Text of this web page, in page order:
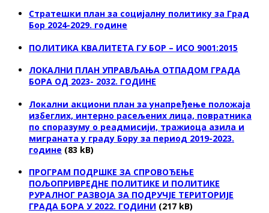
Стратешки план за социјалну политику за Град
Бор 2024-2029. године
ПОЛИТИКА КВАЛИТЕТА ГУ БОР – ИСО 9001:2015
ЛОКАЛНИ ПЛАН УПРАВЉАЊА ОТПАДОМ ГРАДА
БОРА ОД 2023- 2032. ГОДИНЕ
Локални акциони план за унапређење положаја
избеглих, интерно расељених лица, повратника
по споразуму о реадмисији, тражиоца азила и
миграната у граду Бору за период 2019-2023.
године (83 kB)
ПРОГРАМ ПОДРШКЕ ЗА СПРОВОЂЕЊЕ
ПОЉОПРИВРЕДНЕ ПОЛИТИКЕ И ПОЛИТИКЕ
РУРАЛНОГ РАЗВОЈА ЗА ПОДРУЧЈЕ ТЕРИТОРИЈЕ
ГРАДА БОРА У 2022. ГОДИНИ (217 kB)